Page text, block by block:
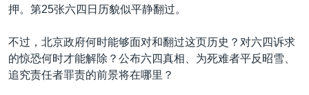
关注西藏
GEN Z 看美国
押。第25张六四日历貌似平静翻过。
不过，北京政府何时能够面对和翻过这页历史？对六四诉求
的惊恐何时才能解除？公布六四真相、为死难者平反昭雪、
追究责任者罪责的前景将在哪里？